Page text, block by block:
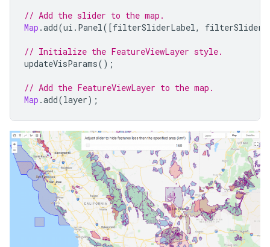
// Add the slider to the map.
Map .add(ui . Panel([filterSliderLabel, filterSlider
// Initialize the FeatureViewLayer style.
updateVisParams();
// Add the FeatureViewLayer to the map.
Map .add(layer);